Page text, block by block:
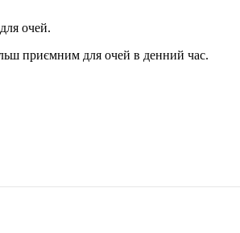
очей.
приємним для очей в денний час.